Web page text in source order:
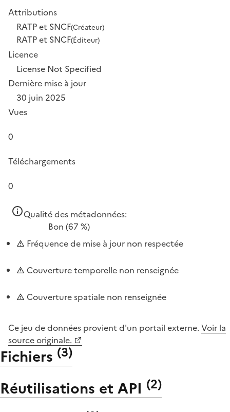
Attributions
RATP et SNCF(Créateur)
RATP et SNCF(Éditeur)
Licence
License Not Specified
Dernière mise à jour
30 juin 2025
Vues
0
Téléchargements
0
Qualité des métadonnées:
Bon (67 %)
Fréquence de mise à jour non respectée
Couverture temporelle non renseignée
Couverture spatiale non renseignée
Ce jeu de données provient d'un portail externe. Voir la
source originale.
Fichiers (3)
Réutilisations et API (2)